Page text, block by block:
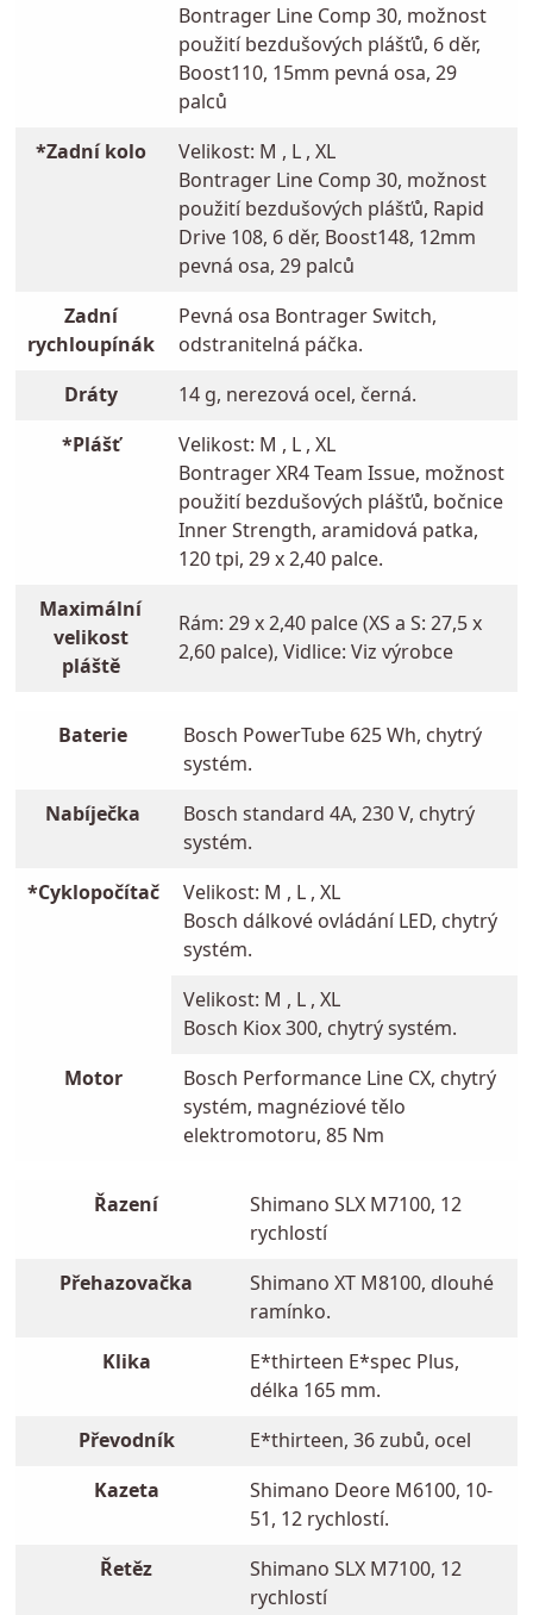
Bontrager Line Comp 30, možnost
použití bezdušových plášťů, 6 děr,
Boost110, 15mm pevná osa, 29
palců
*Zadní kolo
Velikost: M , L , XL
Bontrager Line Comp 30, možnost
použití bezdušových plášťů, Rapid
Drive 108, 6 děr, Boost148, 12mm
pevná osa, 29 palců
Zadní
rychloupínák
Pevná osa Bontrager Switch,
odstranitelná páčka.
Dráty
14 g, nerezová ocel, černá.
*Plášť
Velikost: M , L , XL
Bontrager XR4 Team Issue, možnost
použití bezdušových plášťů, bočnice
Inner Strength, aramidová patka,
120 tpi, 29 x 2,40 palce.
Maximální
velikost
pláště
Rám: 29 x 2,40 palce (XS a S: 27,5 x
2,60 palce), Vidlice: Viz výrobce
Baterie
Bosch PowerTube 625 Wh, chytrý
systém.
Nabíječka
Bosch standard 4A, 230 V, chytrý
systém.
*Cyklopočítač
Velikost: M , L , XL
Bosch dálkové ovládání LED, chytrý
systém.
Velikost: M , L , XL
Bosch Kiox 300, chytrý systém.
Motor
Bosch Performance Line CX, chytrý
systém, magnéziové tělo
elektromotoru, 85 Nm
Řazení
Shimano SLX M7100, 12
rychlostí
Přehazovačka
Shimano XT M8100, dlouhé
ramínko.
Klika
E*thirteen E*spec Plus,
délka 165 mm.
Převodník
E*thirteen, 36 zubů, ocel
Kazeta
Shimano Deore M6100, 10-
51, 12 rychlostí.
Řetěz
Shimano SLX M7100, 12
rychlostí